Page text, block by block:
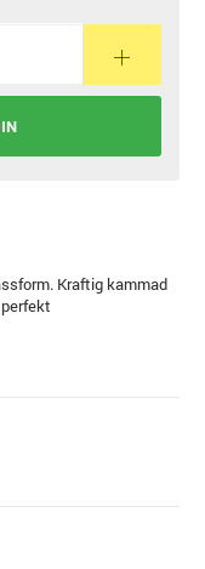
Kraftig kammad